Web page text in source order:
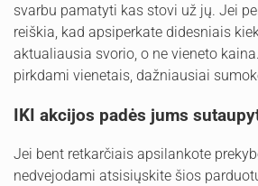
svarbu pamatyti kas stovi už jų. Jei
reiškia, kad apsiperkate didesniais
aktualiausia svorio, o ne vieneto
pirkdami vienetais, dažniausiai
IKI akcijos padės jums
Jei bent retkarčiais apsilankote
nedvejodami atsisiųskite šios